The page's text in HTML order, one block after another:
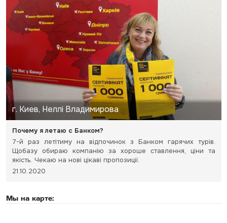
г. Киев, Неллі Владимирова
Почему я летаю с Банком?
7-й раз летітиму на відпочинок з Банком гарячих турів.
Щобазу обираю компанію за хороше ставлення, ціни та
якість. Чекаю на нові цікаві пропозиції.
21.10.2020
Мы на карте: